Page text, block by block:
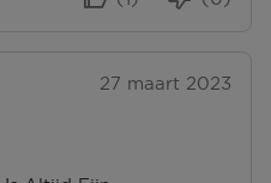
Die vind je op onze FAQ
27 maart 2023